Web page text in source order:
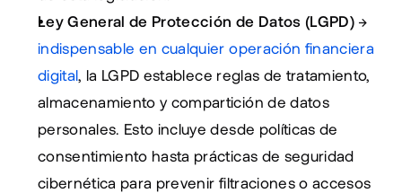
Ley General de Protección de Datos (LGPD)
indispensable en cualquier operación financiera
digital, la LGPD establece reglas de tratamiento,
almacenamiento y compartición de datos
personales. Esto incluye desde políticas de
consentimiento hasta prácticas de seguridad
cibernética para prevenir filtraciones o accesos